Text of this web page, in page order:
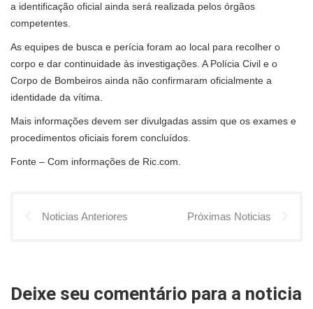
a identificação oficial ainda será realizada pelos órgãos
competentes.
As equipes de busca e perícia foram ao local para recolher o
corpo e dar continuidade às investigações. A Polícia Civil e o
Corpo de Bombeiros ainda não confirmaram oficialmente a
identidade da vítima.
Mais informações devem ser divulgadas assim que os exames e
procedimentos oficiais forem concluídos.
Fonte – Com informações de Ric.com.
Noticias Anteriores Próximas Noticias
Deixe seu comentário para a noticia